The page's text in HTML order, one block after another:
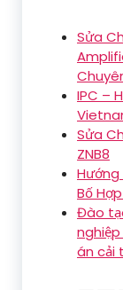
Sửa
IPC –
Sửa
ZNB8
Hướng
Bố
Đào
án cải